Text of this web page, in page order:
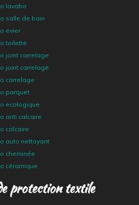
lavabo
salle de bain
evier
toilette
joint carrelage
joint carrelage
carrelage
parquet
ecologique
anti calcaire
calcaire
auto nettoyant
cheminée
céramique
protection textile